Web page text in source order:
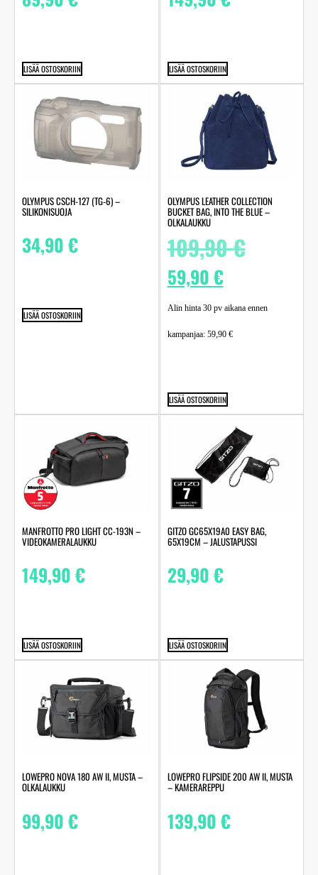
LISÄÄ OSTOSKORIIN LISÄÄ OSTOSKORIIN
OLYMPUS CSCH-127 (TG‑6) –
SILIKONISUOJA
34,90€
LISÄÄ OSTOSKORIIN
OLYMPUS LEATHER COLLECTION
BUCKET BAG, INTO THE BLUE –
OLKALAUKKU
109,90€
59,90€
Alin hinta 30 pv aikana ennen
kampanjaa: 59,90 €
LISÄÄ OSTOSKORIIN
MANFROTTO PRO LIGHT CC-193N –
VIDEOKAMERALAUKKU
149,90€
LISÄÄ OSTOSKORIIN
GITZO GC65X19A0 EASY BAG,
65X19CM – JALUSTAPUSSI
29,90€
LISÄÄ OSTOSKORIIN
LOWEPRO NOVA 180 AW II, MUSTA –
OLKALAUKKU
99,90€
LOWEPRO FLIPSIDE 200 AW II, MUSTA
– KAMERAREPPU
139,90€